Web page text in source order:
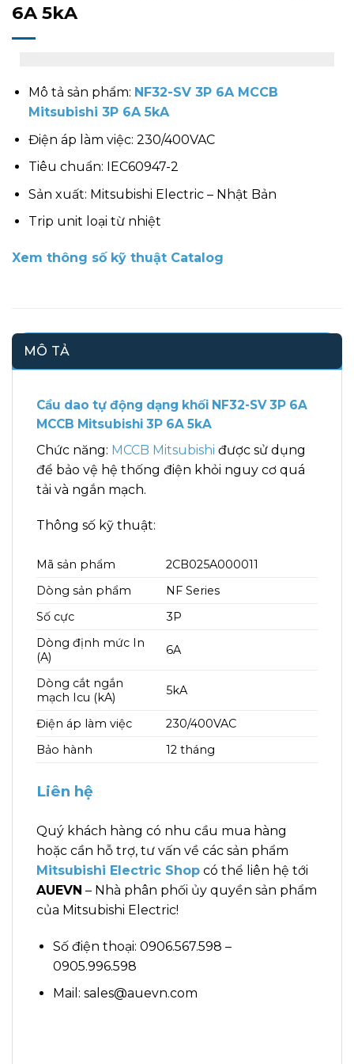
6A 5kA
Mô tả sản phẩm: NF32-SV 3P 6A MCCB
Mitsubishi 3P 6A 5kA
Điện áp làm việc: 230/400VAC
Tiêu chuẩn: IEC60947-2
Sản xuất: Mitsubishi Electric – Nhật Bản
Trip unit loại từ nhiệt
Xem thông số kỹ thuật Catalog
MÔ TẢ
Cầu dao tự động dạng khối NF32-SV 3P 6A
MCCB Mitsubishi 3P 6A 5kA
Chức năng: MCCB Mitsubishi được sử dụng
để bảo vệ hệ thống điện khỏi nguy cơ quá
tải và ngắn mạch.
Thông số kỹ thuật:
Mã sản phẩm
2CB025A000011
Dòng sản phẩm
NF Series
Số cực
3P
Dòng định mức In
(A)
6A
Dòng cắt ngắn
mạch Icu (kA)
5kA
Điện áp làm việc
230/400VAC
Bảo hành
12 tháng
Liên hệ
Quý khách hàng có nhu cầu mua hàng
hoặc cần hỗ trợ, tư vấn về các sản phẩm
Mitsubishi Electric Shop có thể liên hệ tới
AUEVN – Nhà phân phối ủy quyền sản phẩm
của Mitsubishi Electric!
Số điện thoại: 0906.567.598 –
0905.996.598
Mail: sales@auevn.com